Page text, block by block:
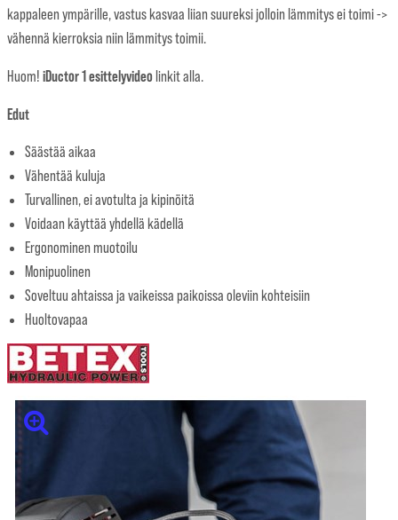
kappaleen ympärille, vastus kasvaa liian suureksi jolloin lämmitys ei toimi ->
vähennä kierroksia niin lämmitys toimii.
Huom! iDuctor 1 esittelyvideo linkit alla.
Edut
Säästää aikaa
Vähentää kuluja
Turvallinen, ei avotulta ja kipinöitä
Voidaan käyttää yhdellä kädellä
Ergonominen muotoilu
Monipuolinen
Soveltuu ahtaissa ja vaikeissa paikoissa oleviin kohteisiin
Huoltovapaa